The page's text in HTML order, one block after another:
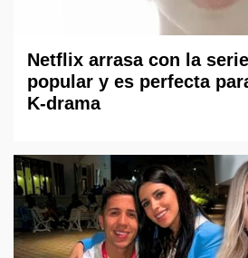
Netflix arrasa con la
popular y es perfecta
K-drama